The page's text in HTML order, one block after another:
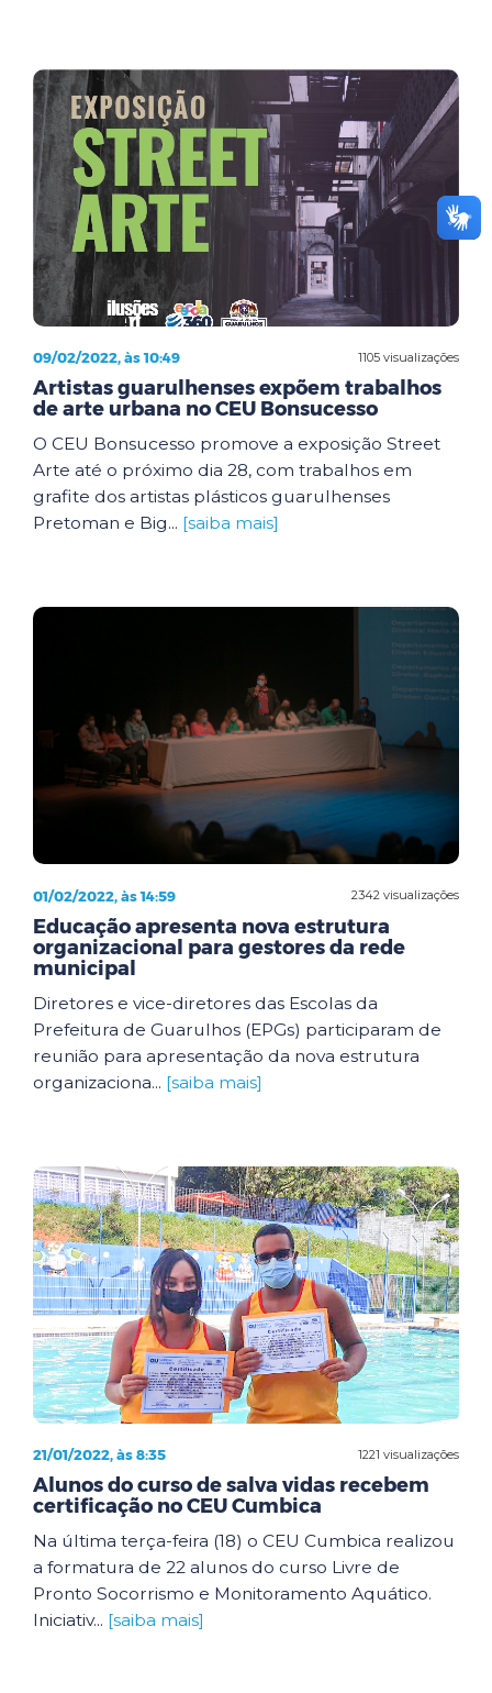
1105 visualizações
09/02/2022, às 10:49
Artistas guarulhenses expõem trabalhos
de arte urbana no CEU Bonsucesso
O CEU Bonsucesso promove a exposição Street
Arte até o próximo dia 28, com trabalhos em
grafite dos artistas plásticos guarulhenses
Pretoman e Big... [saiba mais]
2342 visualizações
01/02/2022, às 14:59
Educação apresenta nova estrutura
organizacional para gestores da rede
municipal
Diretores e vice-diretores das Escolas da
Prefeitura de Guarulhos (EPGs) participaram de
reunião para apresentação da nova estrutura
organizaciona... [saiba mais]
1221 visualizações
21/01/2022, às 8:35
Alunos do curso de salva vidas recebem
certificação no CEU Cumbica
Na última terça-feira (18) o CEU Cumbica realizou
a formatura de 22 alunos do curso Livre de
Pronto Socorrismo e Monitoramento Aquático.
Iniciativ... [saiba mais]